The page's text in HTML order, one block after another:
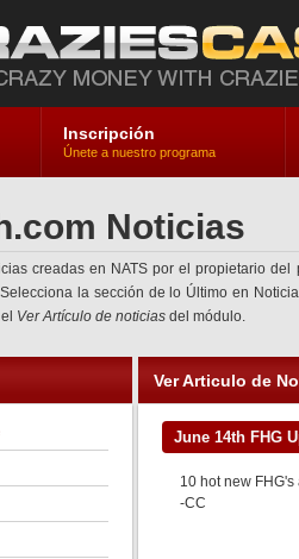
Inscripción
Únete a nuestro programa
Noticias
creadas en NATS por el propietario
la sección de lo Último en
Ver Artículo de noticias del módulo.
Ver Articulo de
June 14th FHG
10 hot new
-CC